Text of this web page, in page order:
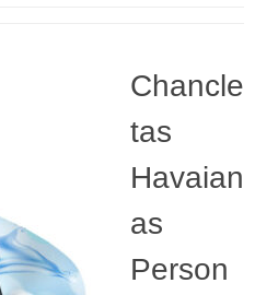
Chancle
tas
Havaian
as
Person